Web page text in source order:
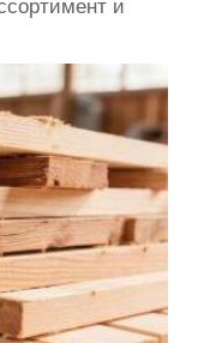
и